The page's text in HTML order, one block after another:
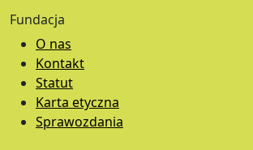
Fundacja
O nas
Kontakt
Statut
Karta etyczna
Sprawozdania